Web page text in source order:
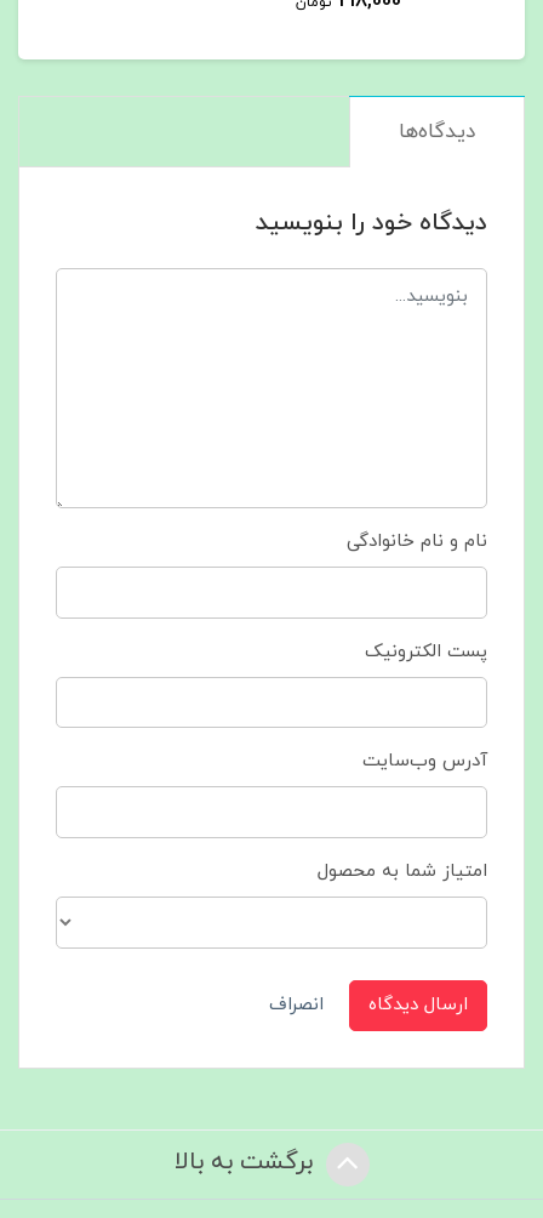
دیدگاه‌ها
دیدگاه خود را بنویسید
نام و نام خانوادگی
پست الکترونیک
آدرس وب‌سایت
امتیاز شما به محصول
ارسال دیدگاه انصراف
برگشت به بالا